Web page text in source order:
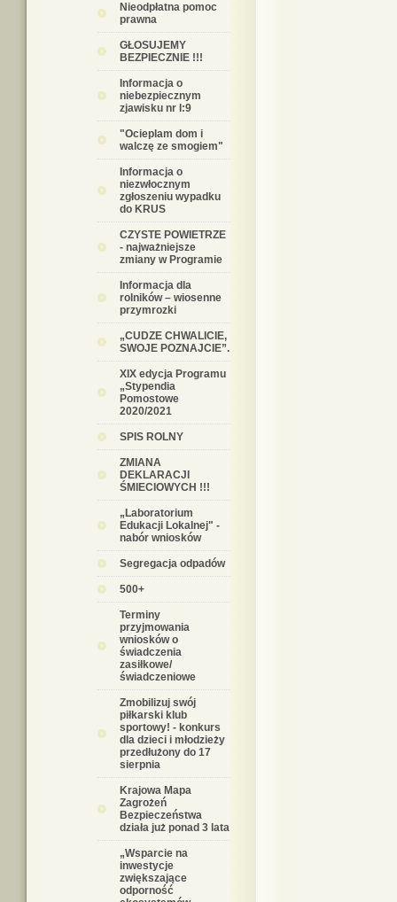
Nieodpłatna pomoc
prawna
GŁOSUJEMY
BEZPIECZNIE !!!
Informacja o
niebezpiecznym
zjawisku nr I:9
"Ocieplam dom i
walczę ze smogiem"
Informacja o
niezwłocznym
zgłoszeniu wypadku
do KRUS
CZYSTE POWIETRZE
- najważniejsze
zmiany w Programie
Informacja dla
rolników – wiosenne
przymrozki
„CUDZE CHWALICIE,
SWOJE POZNAJCIE”.
XIX edycja Programu
„Stypendia
Pomostowe
2020/2021
SPIS ROLNY
ZMIANA
DEKLARACJI
ŚMIECIOWYCH !!!
„Laboratorium
Edukacji Lokalnej" -
nabór wniosków
Segregacja odpadów
500+
Terminy
przyjmowania
wniosków o
świadczenia
zasiłkowe/
świadczeniowe
Zmobilizuj swój
piłkarski klub
sportowy! - konkurs
dla dzieci i młodzieży
przedłużony do 17
sierpnia
Krajowa Mapa
Zagrożeń
Bezpieczeństwa
działa już ponad 3 lata
„Wsparcie na
inwestycje
zwiększające
odporność